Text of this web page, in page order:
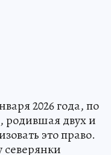
2026 года, по
родившая двух и
это право.